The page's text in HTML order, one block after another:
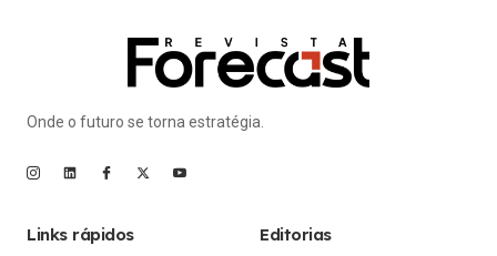
Onde o futuro se torna estratégia.
Links rápidos Editorias